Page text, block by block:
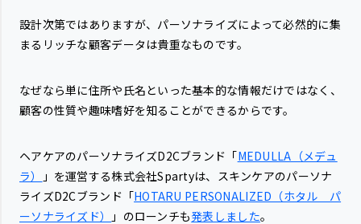
設計次第ではありますが、パーソナライズによって必然的に集
まるリッチな顧客データは貴重なものです。
なぜなら単に住所や氏名といった基本的な情報だけではなく、
顧客の性質や趣味嗜好を知ることができるからです。
ヘアケアのパーソナライズD2Cブランド「MEDULLA（メデュ
ラ）
」を運営する株式会社Spartyは、スキンケアのパーソナ
ライズD2Cブランド「HOTARU PERSONALIZED（ホタル パ
ーソナライズド）
」のローンチも発表しました。